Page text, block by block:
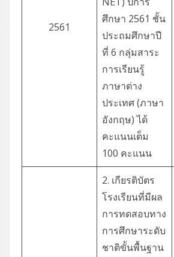
2561
ศึกษา 2561 ชั้น
ประถมศึกษาปี
ที่ 6 กลุ่มสาระ
การเรียนรู้
ภาษาต่าง
ประเทศ (ภาษา
อังกฤษ) ได้
คะแนนเต็ม
100 คะแนน
2. เกียรติบัตร
โรงเรียนที่มีผล
การทดสอบทาง
การศึกษาระดับ
ชาติขั้นพื้นฐาน